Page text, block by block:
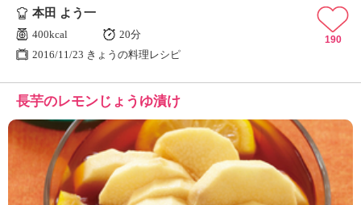
本田 よう一
400kcal
20分
2016/11/23 きょうの料理レシピ
190
長芋のレモンじょうゆ漬け